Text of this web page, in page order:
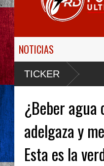
TICKER
¿Beber agua
adelgaza y
Esta es la